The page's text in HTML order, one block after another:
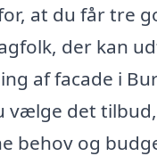
at du får tre
der kan
af facade i
vælge det
behov og